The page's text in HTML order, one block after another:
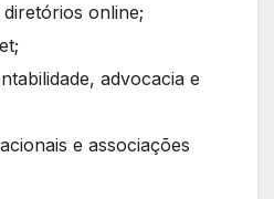
online;
advocacia e
e associações